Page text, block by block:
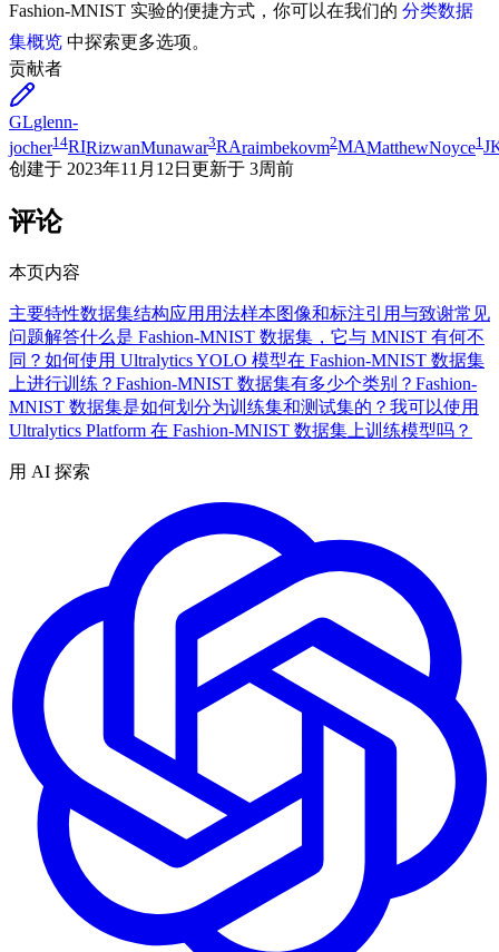
Fashion-MNIST 实验的便捷方式，你可以在我们的 分类数据
集概览 中探索更多选项。
贡献者
GLglenn-
jocher14RIRizwanMunawar3RAraimbekovm2MAMatthewNoyce1
创建于 2023年11月12日 更新于 3周前
评论
本页内容
主要特性数据集结构应用 用法样本图像和标注引用与致谢常见
问题解答什么是 Fashion-MNIST 数据集，它与 MNIST 有何不
同？ 如何使用 Ultralytics YOLO 模型在 Fashion-MNIST 数据集
上进行训练？ Fashion-MNIST 数据集有多少个类别？ Fashion-
MNIST 数据集是如何划分为训练集和测试集的？ 我可以使用
Ultralytics Platform 在 Fashion-MNIST 数据集上训练模型吗？
用 AI 探索